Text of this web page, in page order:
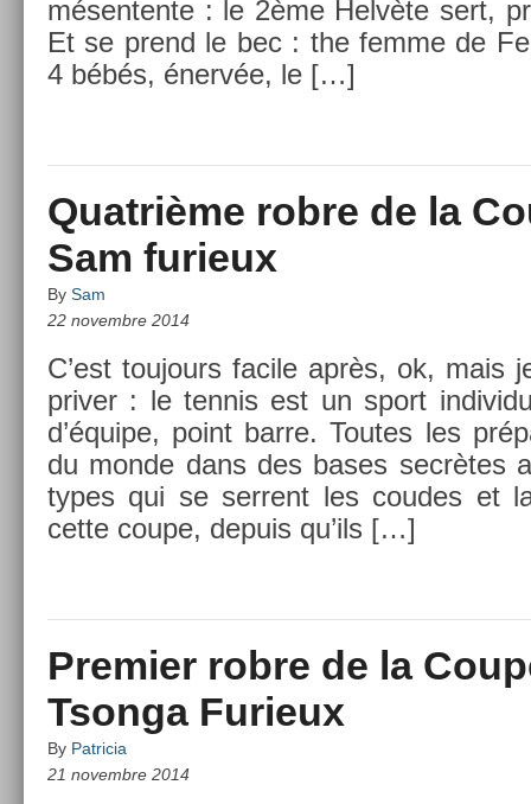
mésen­tente : le 2ème Helvète sert,
Et se prend le bec : the femme de
4 bébés, énervée, le […]
Quatrième robre de la
Sam furieux
By Sam
22 novembre 2014
C’est toujours facile après, ok, mais
priv­er : le ten­nis est un sport
d’équipe, point barre. Toutes les
du monde dans des bases secrètes
types qui se ser­rent les co­udes et
cette coupe, de­puis qu’ils […]
Premier robre de la
Tsonga Furieux
By Patricia
21 novembre 2014